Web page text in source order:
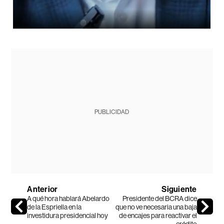
PUBLICIDAD
Anterior
A qué hora hablará Abelardo
de la Espriella en la
investidura presidencial hoy
Siguiente
Presidente del BCRA dice
que no ve necesaria una baja
de encajes para reactivar el